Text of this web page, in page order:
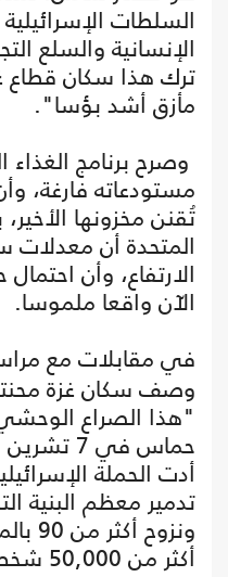
السلطات
الإنسانية والسلع
ترك هذا سكان قطاع
مأزق أشد بؤسا".
وصرح برنامج
مستودعاته فارغة،
تُقنن مخزونها
المتحدة أن معدلات
الارتفاع، وأن
الآن واقعا ملموسا.
في مقابلات مع
وصف سكان غزة
"هذا الصراع
أدت الحملة
تدمير معظم البنية
أكثر من 50,000 شخص".